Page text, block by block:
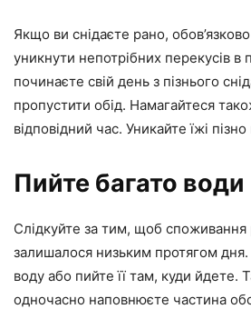
Якщо ви снідаєте рано,
уникнути непотрібних перекусів
починаєте свій день з пізнього
пропустити обід. Намагайтеся
відповідний час. Уникайте їжі пізно
Пийте багато води
Слідкуйте за тим, щоб споживання
залишалося низьким протягом дня.
воду або пийте її там, куди йдете.
одночасно наповнюєте частина